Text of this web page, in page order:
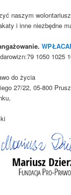
naszym
i inne niezbędne
1050 1025
do życia
27/22, 05-800